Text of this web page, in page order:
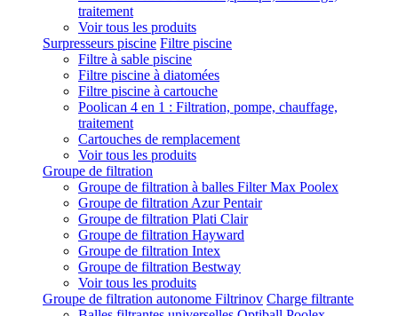
traitement
Voir tous les produits
Surpresseurs piscine Filtre piscine
Filtre à sable piscine
Filtre piscine à diatomées
Filtre piscine à cartouche
Poolican 4 en 1 : Filtration, pompe, chauffage,
traitement
Cartouches de remplacement
Voir tous les produits
Groupe de filtration
Groupe de filtration à balles Filter Max Poolex
Groupe de filtration Azur Pentair
Groupe de filtration Plati Clair
Groupe de filtration Hayward
Groupe de filtration Intex
Groupe de filtration Bestway
Voir tous les produits
Groupe de filtration autonome Filtrinov Charge filtrante